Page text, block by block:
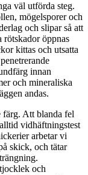
väl utförda steg.
mögelsporer och
och slipar så att
öppnas
kittas och utsatta
innan
och mineraliska
andas.
färg. Att blanda fel
vidhäftningstest
arbetar vi
skick, och tätar
och